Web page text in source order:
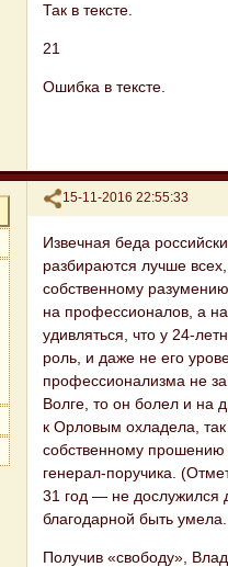
Так в тексте.
21
Ошибка в тексте.
Поделиться
15-11-2016 22:55:33
Извечная беда
разбираются лучше
собственному
на профессионалов, а
удивляться, что у 24-
роль, и даже не его
профессионализма не
Волге, то он болел и на
к Орловым охладела,
собственному прошению
генерал-поручика.
31 год — не дослужился
благодарной быть умела.
Получив «свободу»,